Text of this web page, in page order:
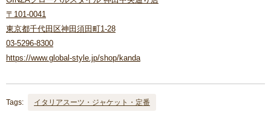
〒101-0041
東京都千代田区神田須田町1-28
03-5296-8300
https://www.global-style.jp/shop/kanda
Tags: イタリアスーツ・ジャケット・定番